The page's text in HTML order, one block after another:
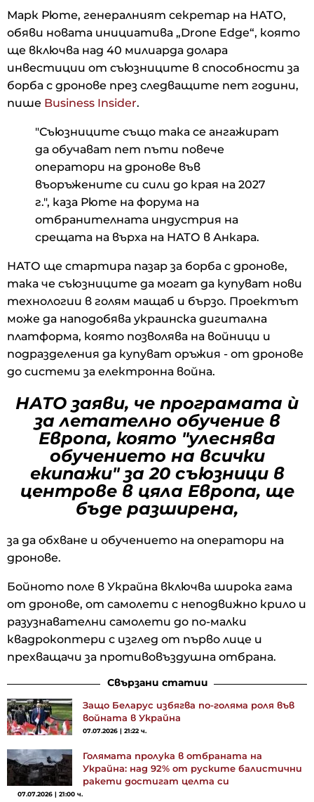
Марк Рюте, генералният секретар на НАТО,
обяви новата инициатива „Drone Edge“, която
ще включва над 40 милиарда долара
инвестиции от съюзниците в способности за
борба с дронове през следващите пет години,
пише Business Insider.
"Съюзниците също така се ангажират
да обучават пет пъти повече
оператори на дронове във
въоръжените си сили до края на 2027
г.", каза Рюте на форума на
отбранителната индустрия на
срещата на върха на НАТО в Анкара.
НАТО ще стартира пазар за борба с дронове,
така че съюзниците да могат да купуват нови
технологии в голям мащаб и бързо. Проектът
може да наподобява украинска дигитална
платформа, която позволява на войници и
подразделения да купуват оръжия - от дронове
до системи за електронна война.
НАТО заяви, че програмата ѝ
за летателно обучение в
Европа, която "улеснява
обучението на всички
екипажи" за 20 съюзници в
центрове в цяла Европа, ще
бъде разширена,
за да обхване и обучението на оператори на
дронове.
Бойното поле в Украйна включва широка гама
от дронове, от самолети с неподвижно крило и
разузнавателни самолети до по-малки
квадрокоптери с изглед от първо лице и
прехващачи за противовъздушна отбрана.
Свързани статии
Защо Беларус избягва по-голяма роля във
войната в Украйна
07.07.2026 | 21:22 ч.
Голямата пролука в отбраната на
Украйна: над 92% от руските балистични
ракети достигат целта си
07.07.2026 | 21:00 ч.